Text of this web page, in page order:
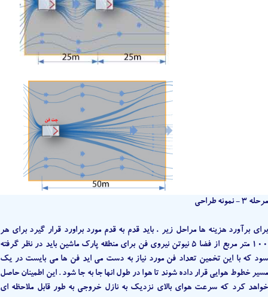
مرحله 3 - نمونه طراحی
برای برآورد هزینه ها مراحل زیر ، باید قدم به قدم مورد براورد قرار گیرد برای هر
100 متر مربع از فضا 5 نیوتن نیروی فن برای منطقه پارک ماشین باید در نظر گرفته
سود که با این تخمین تعداد فن مورد نیاز به دست می اید فن ها می بایست در یک
مسیر خطوط هوایی قرار داده شوند تا هوا در طول انها جا به جا شود . این اطمینان حاصل
خواهد کرد که سرعت هوای بالای نزدیک به نازل خروجی به طور قابل ملاحظه ای